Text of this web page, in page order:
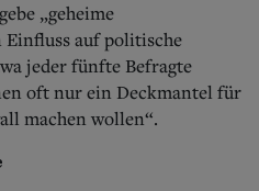
„geheime
Einfluss auf politische
jeder fünfte Befragte
oft nur ein Deckmantel für
machen wollen“.